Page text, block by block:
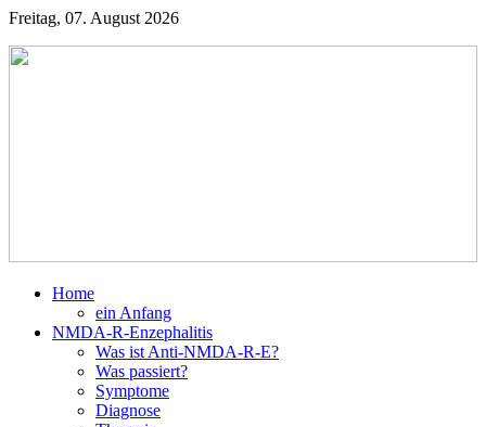
Freitag, 07. August 2026
Home
ein Anfang
NMDA-R-Enzephalitis
Was ist Anti-NMDA-R-E?
Was passiert?
Symptome
Diagnose